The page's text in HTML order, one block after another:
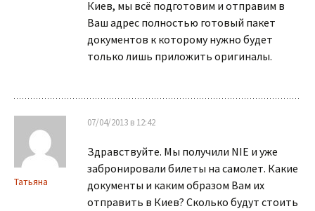
Киев, мы всё подготовим и отправим в
Ваш адрес полностью готовый пакет
документов к которому нужно будет
только лишь приложить оригиналы.
Татьяна
07/04/2013 в 12:42
Здравствуйте. Мы получили NIE и уже
забронировали билеты на самолет. Какие
документы и каким образом Вам их
отправить в Киев? Сколько будут стоить